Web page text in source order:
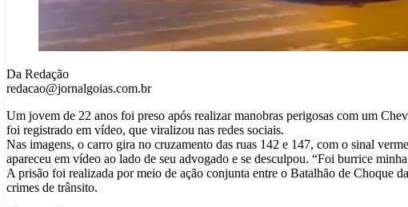
Da Redação
redacao@jornalgoias.com.br
Um jovem de 22 anos foi preso após realizar manobras perigosas com um
foi registrado em vídeo, que viralizou nas redes sociais.
Nas imagens, o carro gira no cruzamento das ruas 142 e 147, com o sinal
apareceu em vídeo ao lado de seu advogado e se desculpou. “Foi burrice
A prisão foi realizada por meio de ação conjunta entre o Batalhão de Choque
crimes de trânsito.